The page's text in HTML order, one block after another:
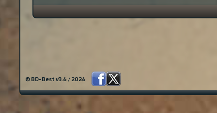
© BD-Best v3.6 / 2026